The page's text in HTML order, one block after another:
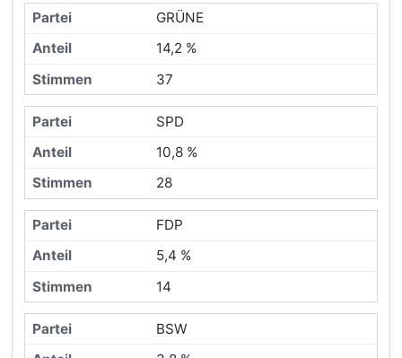
GRÜNE
14,2 %
37
SPD
10,8 %
28
FDP
5,4 %
14
BSW